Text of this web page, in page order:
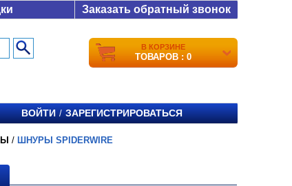
Заказать обратный звонок
В КОРЗИНЕ
ТОВАРОВ : 0
ВОЙТИ / ЗАРЕГИСТРИРОВАТЬСЯ
/ ШНУРЫ SPIDERWIRE